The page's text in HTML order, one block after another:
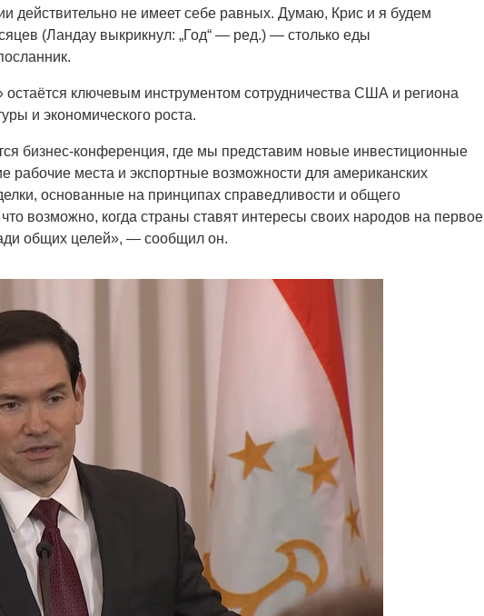
действительно не имеет себе равных. Думаю, Крис и я будем
(Ландау выкрикнул: „Год“ — ред.) — столько еды
ключевым инструментом сотрудничества США и региона
и экономического роста.
бизнес-конференция, где мы представим новые инвестиционные
рабочие места и экспортные возможности для американских
основанные на принципах справедливости и общего
возможно, когда страны ставят интересы своих народов на первое
общих целей», — сообщил он.